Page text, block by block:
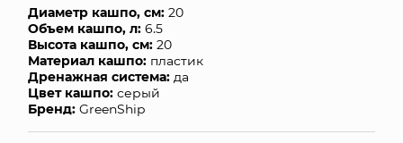
ДОСТАВКА И ОПЛАТА
КОНТАКТЫ
Диаметр кашпо, см: 20
Объем кашпо, л: 6.5
Высота кашпо, см: 20
Материал кашпо: пластик
Дренажная система: да
Цвет кашпо: серый
Бренд: GreenShip